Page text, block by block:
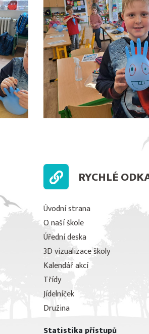
RYCHLÉ
Úvodní strana
O naší škole
Úřední deska
3D vizualizace školy
Kalendář akcí
Třídy
Jídelníček
Družina
Statistika přístupů